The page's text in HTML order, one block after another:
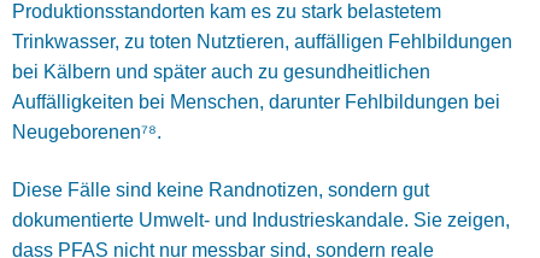
Produktionsstandorten kam es zu stark belastetem
Trinkwasser, zu toten Nutztieren, auffälligen Fehlbildungen
bei Kälbern und später auch zu gesundheitlichen
Auffälligkeiten bei Menschen, darunter Fehlbildungen bei
Neugeborenen⁷⁸.
Diese Fälle sind keine Randnotizen, sondern gut
dokumentierte Umwelt- und Industrieskandale. Sie zeigen,
dass PFAS nicht nur messbar sind, sondern reale